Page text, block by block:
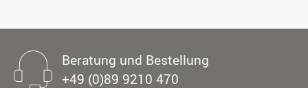
Beratung und Bestellung
+49 (0)89 9210 470